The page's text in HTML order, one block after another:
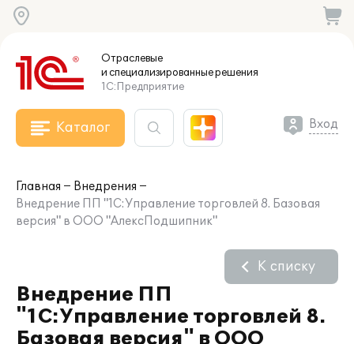
Отраслевые
и специализированныерешения
1С:Предприятие
Каталог Вход
Главная
Внедрения
Внедрение ПП "1С:Управление торговлей 8. Базовая
версия" в ООО "АлексПодшипник"
Внедрение ПП
"1С:Управление торговлей 8.
Базовая версия" в ООО
К списку